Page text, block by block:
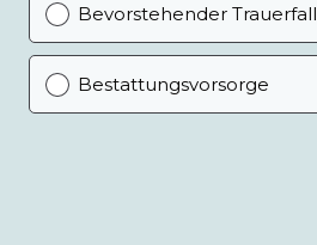
Bevorstehender Trauerfall
Bestattungsvorsorge